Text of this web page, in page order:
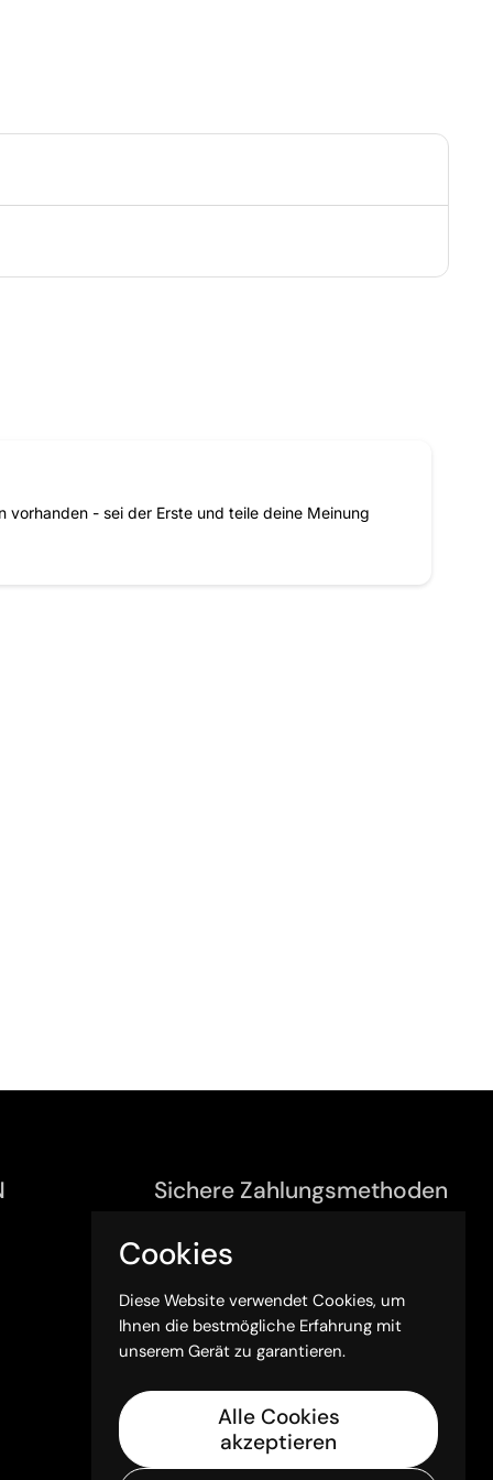
vorhanden - sei der Erste und teile deine Meinung
Sichere Zahlungsmethoden
Cookies
Diese Website verwendet Cookies, um
Ihnen die bestmögliche Erfahrung mit
unserem Gerät zu garantieren.
Alle Cookies
akzeptieren